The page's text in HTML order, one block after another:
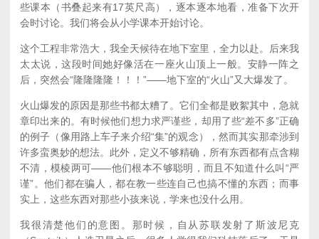
些课本（书叠起来有17英尺高），逐本逐本地看，准备下次开
会时讨论。我们将会从小学课本开始讨论。
这个工程非常浩大，我全天候待在地下室里，全力以赴。后来我
太太说，这段时间她好像活在一座火山顶上一般。安静一阵之
后，突然会“隆隆隆隆！！！”——地下室的“火山”又大爆发了。
火山爆发的原因是那些书都太糟了。它们全都是败絮其中，急就
章印出来的。有时候他们想力求严谨些，却用了些“差不多”正确
的例子（像用路上车子来介绍“集”的观念），然而其实那牵涉到
许多蛮奥妙的想法。此外，定义不够精确，所有东西都有点含糊
不清，模棱两可——他们根本不够聪明，而且不知道什么叫“严
谨”。他们都在骗人，都在教一些连自己也搞不懂的东西；而事
实上，这些东西对那些小孩来说，学来也没什么用。
我很清楚他们的意图。那时候，自从苏联发射了斯波尼克